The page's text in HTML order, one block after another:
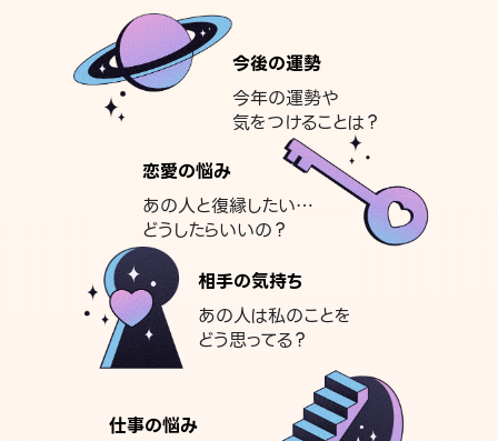
今後の運勢
今年の運勢や
気をつけることは？
恋愛の悩み
あの人と復縁したい…
どうしたらいいの？
相手の気持ち
あの人は私のことを
どう思ってる？
仕事の悩み